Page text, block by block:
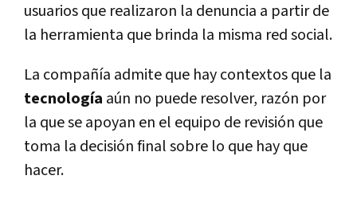
usuarios que realizaron la denuncia a partir de
la herramienta que brinda la misma red social.
La compañí­a admite que hay contextos que la
tecnologí­a aún no puede resolver, razón por
la que se apoyan en el equipo de revisión que
toma la decisión final sobre lo que hay que
hacer.